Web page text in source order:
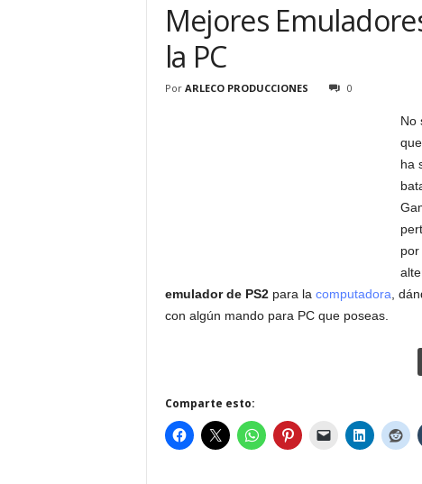
Mejores
la PC
Por ARLECO PRODUCCIONES 0
No
ha
emulador de PS2para la computadora ,
con algún mando para PC que poseas.
Comparte esto: